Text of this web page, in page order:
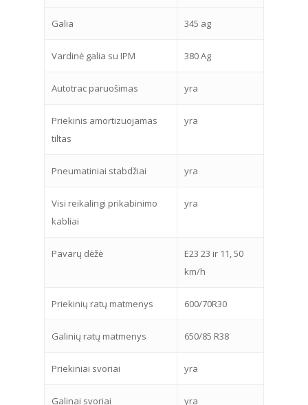
Galia 345 ag
Vardinė galia su IPM 380 Ag
Autotrac paruošimas yra
Priekinis amortizuojamas
tiltas
yra
Pneumatiniai stabdžiai yra
Visi reikalingi prikabinimo
kabliai
yra
Pavarų dėžė
E23 23 ir 11, 50
km/h
Priekinių ratų matmenys 600/70R30
Galinių ratų matmenys 650/85 R38
Priekiniai svoriai yra
Galinai svoriai yra